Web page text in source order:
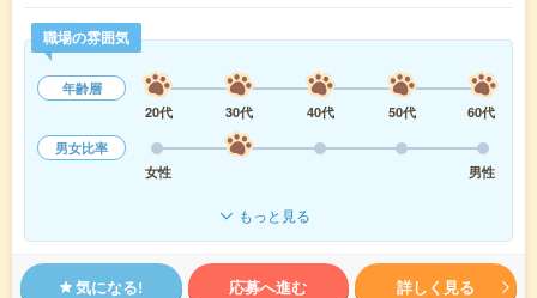
職場の雰囲気
年齢層
20代
30代 40代 50代
60代
男女比率
女性
男性
もっと見る
気になる! 応募へ進む 詳しく見る